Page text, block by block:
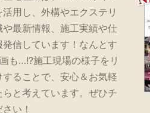
用し、外構やエクステリ
最新情報、施工実績や仕
信しています！なんとす
も…!?施工現場の様子をリ
ることで、安心＆お気軽
と考えています。ぜひチ
い！